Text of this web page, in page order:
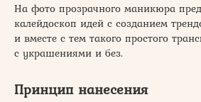
На фото прозрачного маникюра
калейдоскоп идей с созданием
и вместе с тем такого простого
с украшениями и без.
Принцип нанесения